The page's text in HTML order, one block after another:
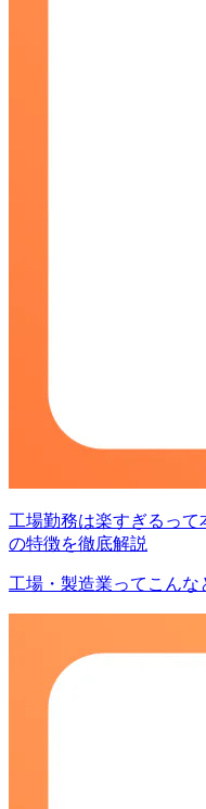
工場勤務は楽すぎるって
の特徴を徹底解説
工場・製造業ってこんな